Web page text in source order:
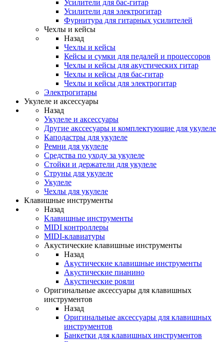
Усилители для бас-гитар
Усилители для электрогитар
Фурнитура для гитарных усилителей
Чехлы и кейсы
Назад
Чехлы и кейсы
Кейсы и сумки для педалей и процессоров
Чехлы и кейсы для акустических гитар
Чехлы и кейсы для бас-гитар
Чехлы и кейсы для электрогитар
Электрогитары
Укулеле и аксессуары
Назад
Укулеле и аксессуары
Другие акссесуары и комплектующие для укулеле
Каподастры для укулеле
Ремни для укулеле
Средства по уходу за укулеле
Стойки и держатели для укулеле
Струны для укулеле
Укулеле
Чехлы для укулеле
Клавишные инструменты
Назад
Клавишные инструменты
MIDI контроллеры
MIDI-клавиатуры
Акустические клавишные инструменты
Назад
Акустические клавишные инструменты
Акустические пианино
Акустические рояли
Оригинальные аксессуары для клавишных
инструментов
Назад
Оригинальные аксессуары для клавишных
инструментов
Банкетки для клавишных инструментов